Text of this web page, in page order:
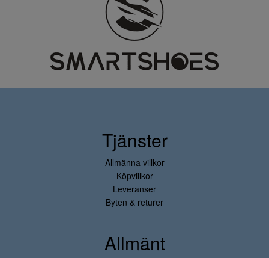
Tjänster
Allmänna villkor
Köpvillkor
Leveranser
Byten & returer
Allmänt